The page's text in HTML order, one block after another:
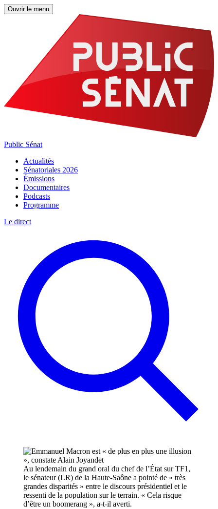
Ouvrir le menu
Public Sénat
Actualités
Sénatoriales 2026
Émissions
Documentaires
Podcasts
Programme
Le direct
Au lendemain du grand oral du chef de l’État sur TF1,
le sénateur (LR) de la Haute-Saône a pointé de « très
grandes disparités » entre le discours présidentiel et le
ressenti de la population sur le terrain. « Cela risque
d’être un boomerang », a-t-il averti.